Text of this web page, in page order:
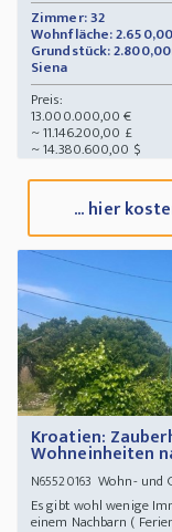
Zimmer: 32
Wohnfläche:
Grundstück:
Siena
Preis:
13.000.000,00 €
~ 11.146.200,00 £
~ 14.380.600,00 $
... hier
Kroatien:
Wohneinheiten
N65520163 Wohn- und
Es gibt wohl wenige
einem Nachbarn (